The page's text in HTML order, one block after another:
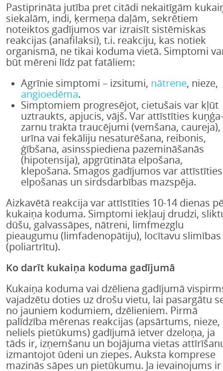
Pastiprināta jutība pret citādi nekaitīgām
siekalām, indi, ķermeņa daļām, sekrētiem
noteiktos gadījumos var izraisīt sistēmiskas
reakcijas (anafilaksi), t.i. reakciju, kas notiek
organismā, ne tikai koduma vietā. Simptomi
būt mēreni līdz pat fatāliem:
Agrīnie simptomi – izsitumi, nātrene, nieze,
angioedēma.
Simptomiem progresējot, cietušais var kļūt
uztraukts, apjucis, vājš. Var attīstīties kuņģa-
zarnu trakta traucējumi (vemšana, caureja),
urīna vai fekāliju nesaturēšana, reibonis,
ģībšana, asinsspiediena pazemināšanās
(hipotensija), apgrūtināta elpošana,
klepošana. Smagos gadījumos var attīstīties
elpošanas un sirdsdarbības mazspēja.
Aizkavētā reakcija var attīstīties 10-14 dienas
kukaiņa koduma. Simptomi iekļauj drudzi,
dūšu, galvassāpes, nātreni, limfmezglu
pieaugumu (limfadenopātiju), locītavu slimības
(poliartrītu).
Ko darīt kukaiņa koduma gadījumā
Kukaiņa koduma vai dzēliena gadījumā
vajadzētu doties uz drošu vietu, lai pasargātu
no jauniem kodumiem, dzēlieniem. Pirmā
palīdzība mērenas reakcijas (apsārtums, nieze,
neliels pietūkums) gadījumā ietver dzeloņa, ja
tāds ir, izņemšanu un bojājuma vietas
izmantojot ūdeni un ziepes. Auksta komprese
mazinās sāpes un pietūkumu. Ja ievainojums ir